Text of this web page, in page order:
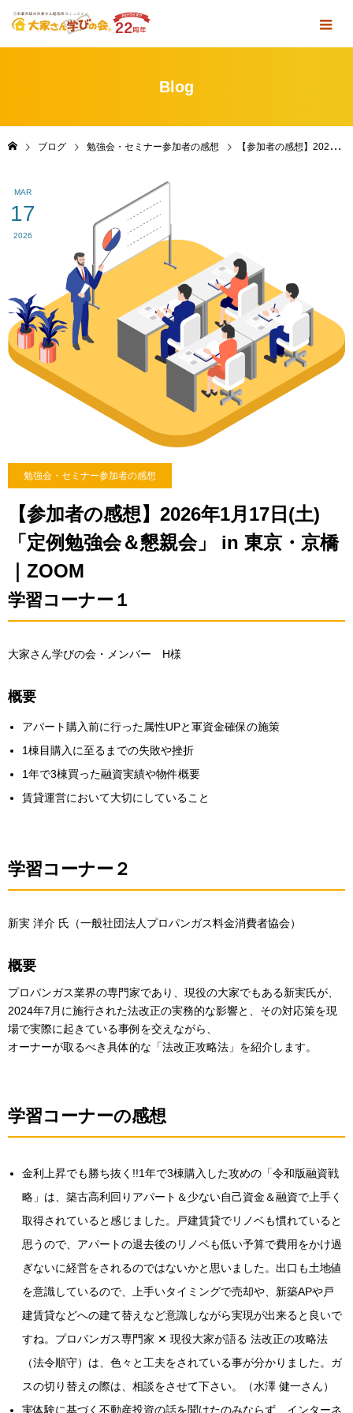
Blog
ブログ 勉強会・セミナー参加者の感想 【参加者の感想】2026年1月17日(土)「定例勉強会＆懇親会」 in 東京・京橋｜ZOOM
MAR
17
2026
勉強会・セミナー参加者の感想
【参加者の感想】2026年1月17日(土)
「定例勉強会＆懇親会」 in 東京・京橋
｜ZOOM
学習コーナー１
大家さん学びの会・メンバー H様
概要
アパート購入前に行った属性UPと軍資金確保の施策
1棟目購入に至るまでの失敗や挫折
1年で3棟買った融資実績や物件概要
賃貸運営において大切にしていること
学習コーナー２
新実 洋介 氏（一般社団法人プロパンガス料金消費者協会）
概要
プロパンガス業界の専門家であり、現役の大家でもある新実氏が、
2024年7月に施行された法改正の実務的な影響と、その対応策を現
場で実際に起きている事例を交えながら、
オーナーが取るべき具体的な「法改正攻略法」を紹介します。
学習コーナーの感想
金利上昇でも勝ち抜く!!1年で3棟購入した攻めの「令和版融資戦
略」は、築古高利回りアパート＆少ない自己資金＆融資で上手く
取得されていると感じました。戸建賃貸でリノベも慣れていると
思うので、アパートの退去後のリノベも低い予算で費用をかけ過
ぎないに経営をされるのではないかと思いました。出口も土地値
を意識しているので、上手いタイミングで売却や、新築APや戸
建賃貸などへの建て替えなど意識しながら実現が出来ると良いで
すね。プロパンガス専門家 ✕ 現役大家が語る 法改正の攻略法
（法令順守）は、色々と工夫をされている事が分かりました。ガ
スの切り替えの際は、相談をさせて下さい。（水澤 健一さん）
実体験に基づく不動産投資の話を聞けたのみならず、インターネ